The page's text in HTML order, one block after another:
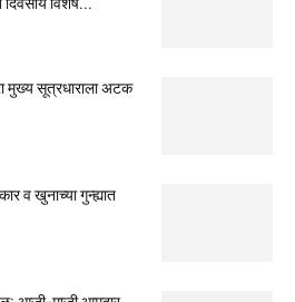
मुख्य सूत्रधाराला अटक
व खुनाच्या गुन्ह्यात